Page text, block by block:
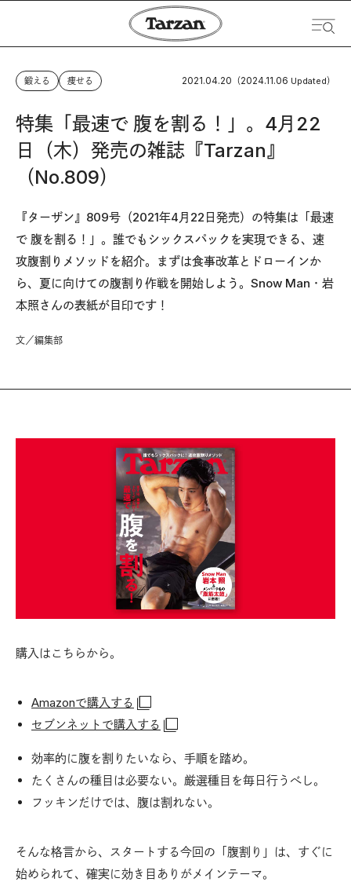
鍛える 痩せる 2021.04.20 （2024.11.06 Updated）
特集「最速で 腹を割る！」。4月22
日（木）発売の雑誌『Tarzan』
（No.809）
『ターザン』809号（2021年4月22日発売）の特集は「最速
で 腹を割る！」。誰でもシックスパックを実現できる、速
攻腹割りメソッドを紹介。まずは食事改革とドローインか
ら、夏に向けての腹割り作戦を開始しよう。Snow Man・岩
本照さんの表紙が目印です！
文／編集部
購入はこちらから。
Amazonで購入する
セブンネットで購入する
効率的に腹を割りたいなら、手順を踏め。
たくさんの種目は必要ない。厳選種目を毎日行うべし。
フッキンだけでは、腹は割れない。
そんな格言から、スタートする今回の「腹割り」は、すぐに
始められて、確実に効き目ありがメインテーマ。